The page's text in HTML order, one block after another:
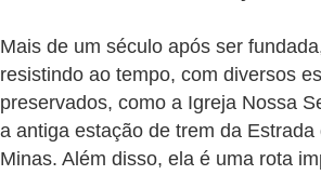
Mais de um século após ser
resistindo ao tempo, com diversos
preservados, como a Igreja Nossa
a antiga estação de trem da
Minas. Além disso, ela é uma rota